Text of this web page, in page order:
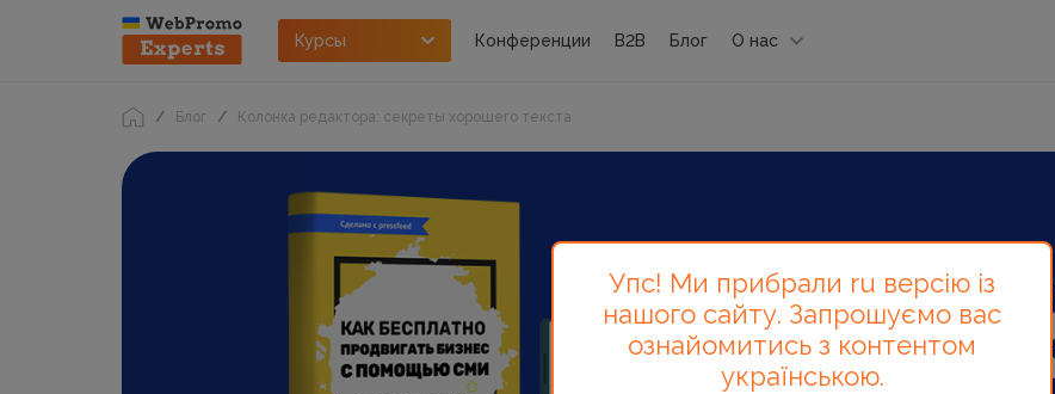
Курсы Конференции B2B Блог О нас
Блог Колонка редактора: секреты хорошего текста
Упс! Ми прибрали ru версію із
нашого сайту. Запрошуємо вас
ознайомитись з контентом
українською.